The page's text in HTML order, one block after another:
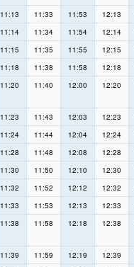
11:13 11:33 11:53 12:13
11:14 11:34 11:54 12:14
11:15 11:35 11:55 12:15
11:18 11:38 11:58 12:18
11:20 11:40 12:00 12:20
11:23 11:43 12:03 12:23
11:24 11:44 12:04 12:24
11:28 11:48 12:08 12:28
11:30 11:50 12:10 12:30
11:32 11:52 12:12 12:32
11:33 11:53 12:13 12:33
11:38 11:58 12:18 12:38
11:39 11:59 12:19 12:39